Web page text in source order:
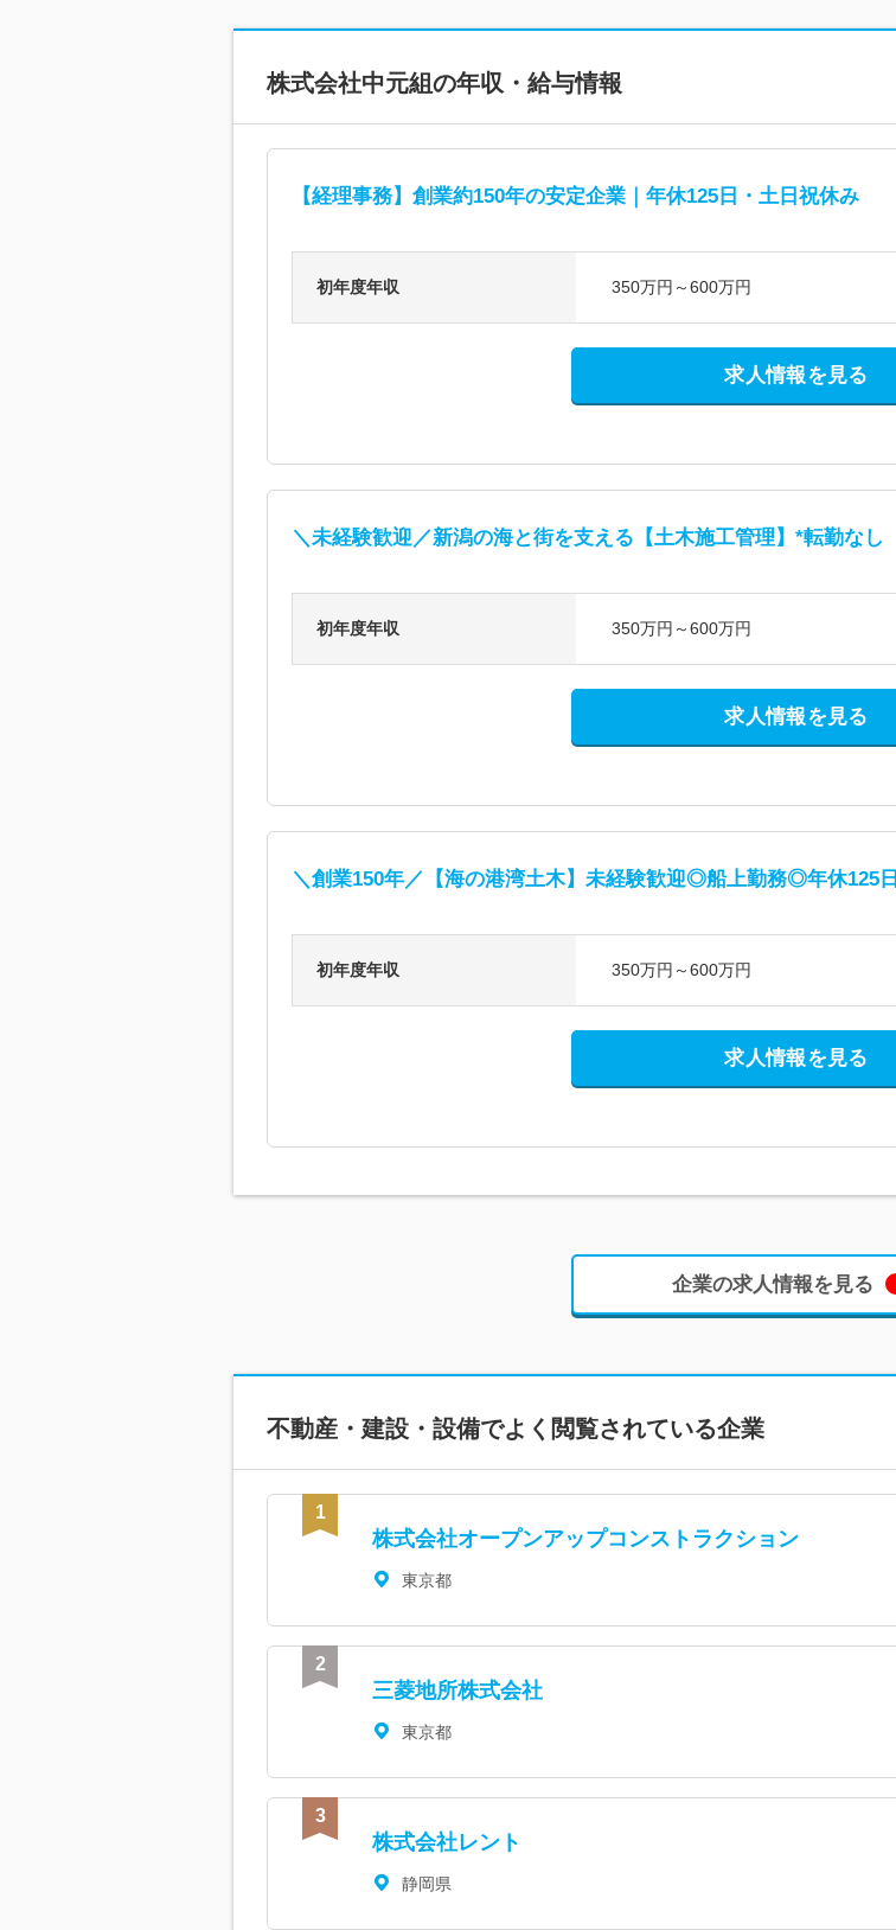
株式会社中元組の年収・給与情報
【経理事務】創業約150年の安定企業｜年休125日・土日祝休み
初年度年収 350万円～600万円
求人情報を見る
＼未経験歓迎／新潟の海と街を支える【土木施工管理】*転勤なし
初年度年収 350万円～600万円
求人情報を見る
＼創業150年／【海の港湾土木】未経験歓迎◎船上勤務◎年休125日
初年度年収 350万円～600万円
求人情報を見る
企業の求人情報を見る
不動産・建設・設備でよく閲覧されている企業
株式会社オープンアップコンストラクション
東京都
三菱地所株式会社
東京都
株式会社レント
静岡県